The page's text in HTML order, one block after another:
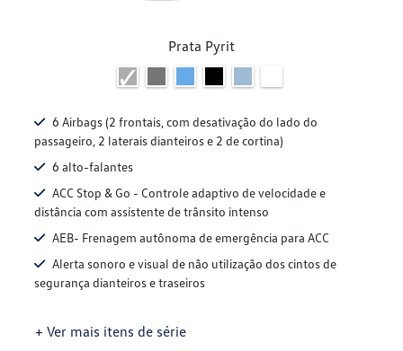
Prata Pyrit
6 Airbags (2 frontais, com desativação do lado do
passageiro, 2 laterais dianteiros e 2 de cortina)
6 alto-falantes
ACC Stop & Go - Controle adaptivo de velocidade e
distância com assistente de trânsito intenso
AEB- Frenagem autônoma de emergência para ACC
Alerta sonoro e visual de não utilização dos cintos de
segurança dianteiros e traseiros
+ Ver mais itens de série